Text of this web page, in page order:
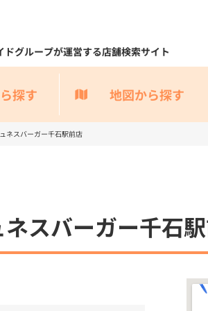
ドグループが運営する店舗検索サイト
探す 地図から探す
ネスバーガー千石駅前店
スバーガー千石